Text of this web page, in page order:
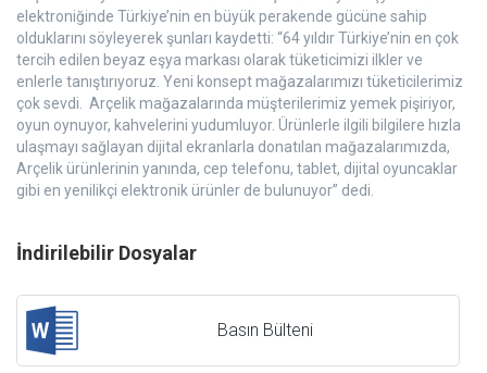
elektroniğinde Türkiye’nin en büyük perakende gücüne sahip
olduklarını söyleyerek şunları kaydetti: “64 yıldır Türkiye’nin en çok
tercih edilen beyaz eşya markası olarak tüketicimizi ilkler ve
enlerle tanıştırıyoruz. Yeni konsept mağazalarımızı tüketicilerimiz
çok sevdi. Arçelik mağazalarında müşterilerimiz yemek pişiriyor,
oyun oynuyor, kahvelerini yudumluyor. Ürünlerle ilgili bilgilere hızla
ulaşmayı sağlayan dijital ekranlarla donatılan mağazalarımızda,
Arçelik ürünlerinin yanında, cep telefonu, tablet, dijital oyuncaklar
gibi en yenilikçi elektronik ürünler de bulunuyor” dedi.
İndirilebilir Dosyalar
Basın Bülteni